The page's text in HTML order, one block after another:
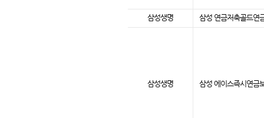
삼성생명 삼성 연금저축골드연
삼성생명 삼성 에이스즉시연금